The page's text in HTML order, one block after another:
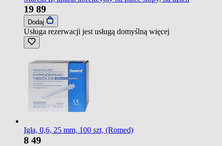
19 89
Dodaj
Usługa rezerwacji jest usługą domyślną więcej
Igła, 0,6, 25 mm, 100 szt, (Romed)
8 49